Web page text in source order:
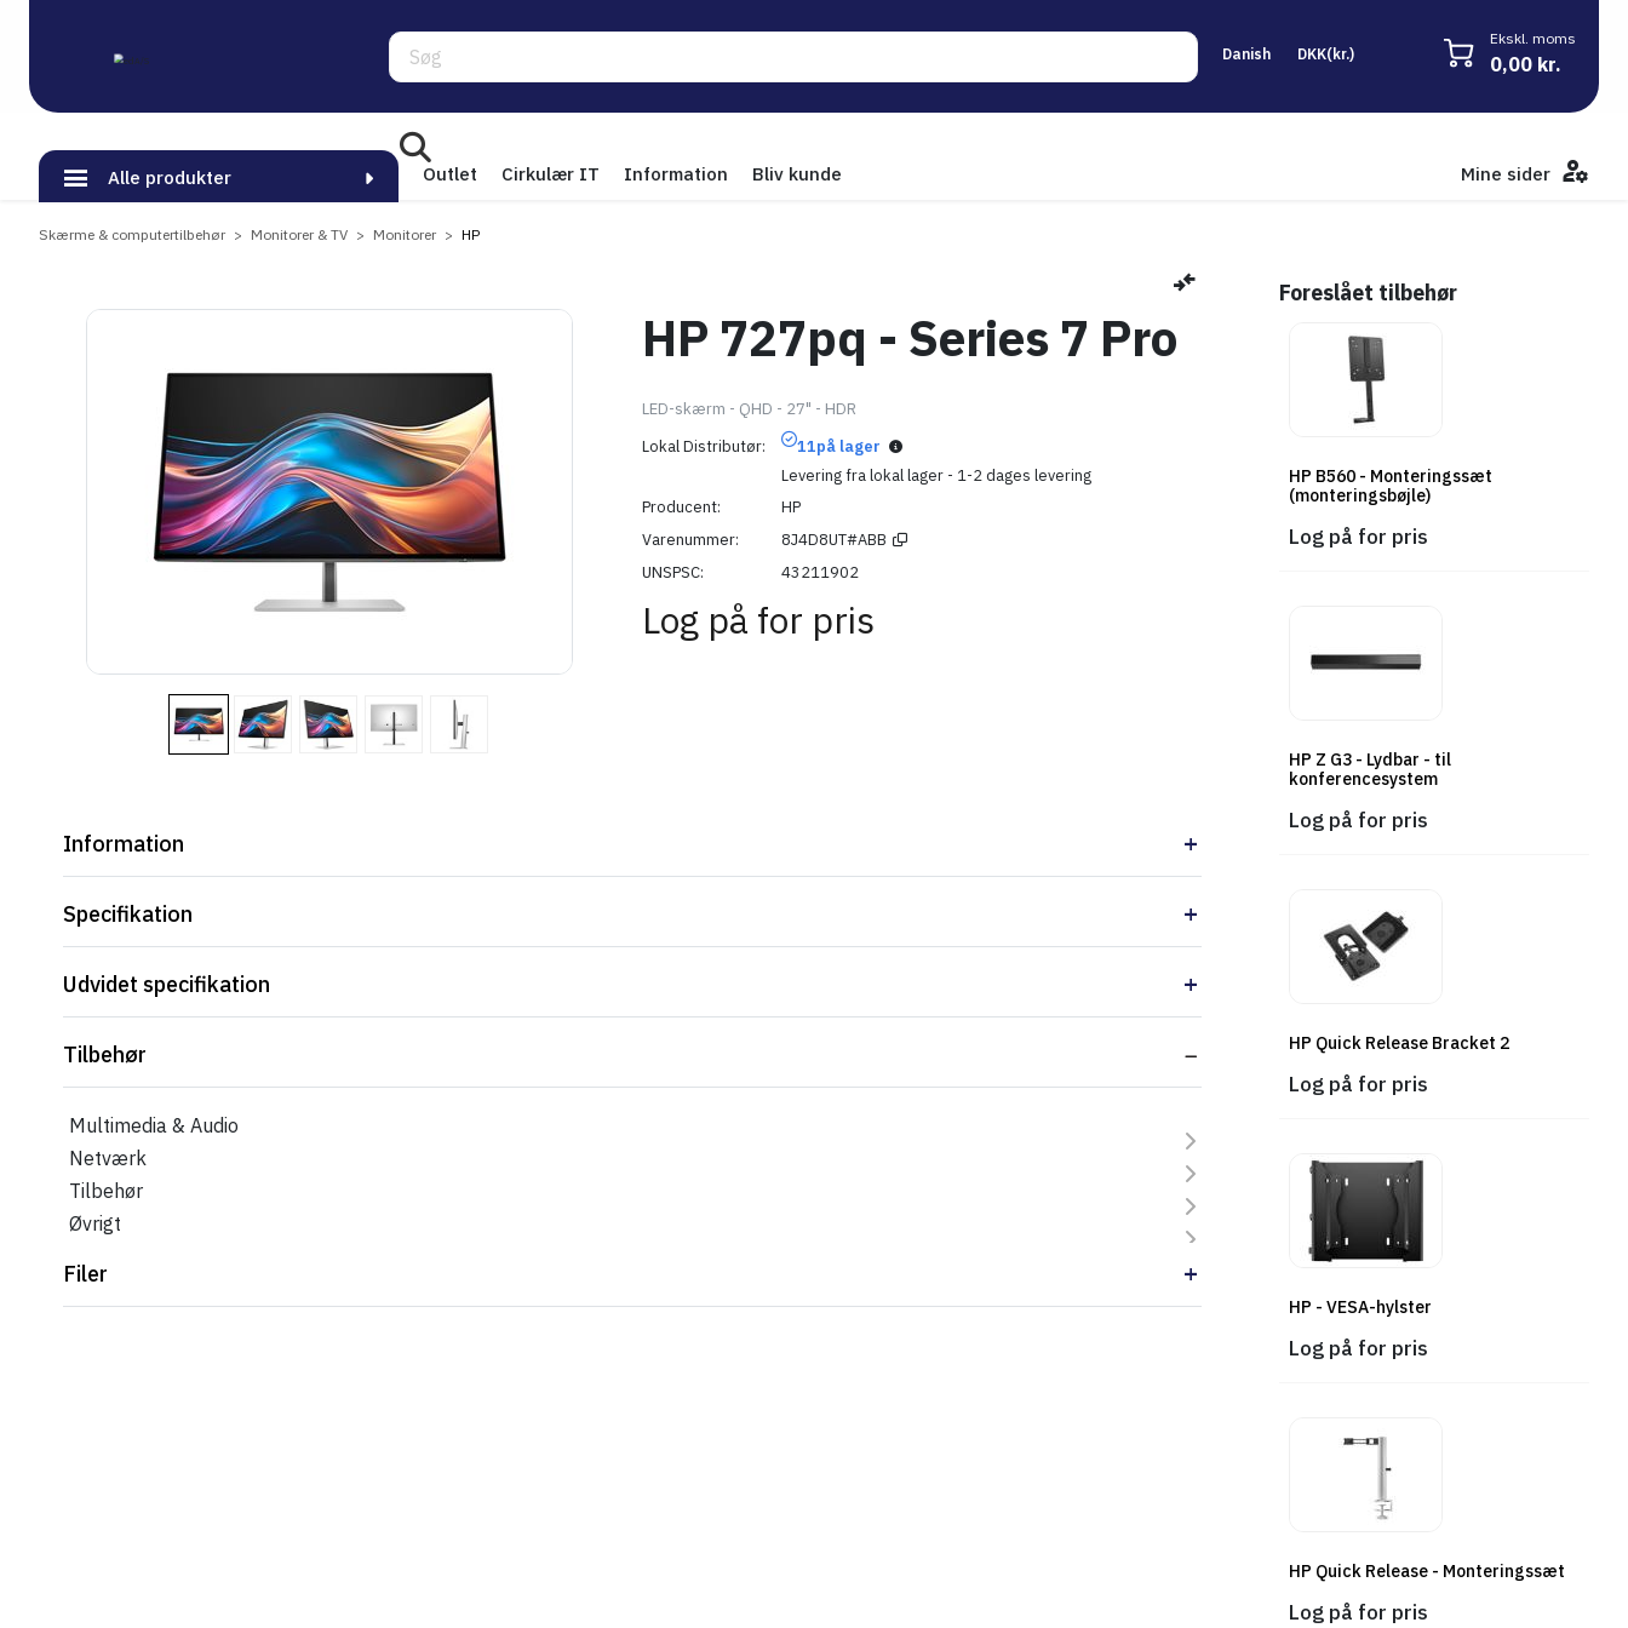
0,00 kr.
Ekskl. moms
Søg
Alle produkter Outlet Cirkulær IT Information Bliv kunde Mine sider
Skærme & computertilbehør Monitorer & TV Monitorer HP
HP 727pq - Series 7 Pro
LED-skærm - QHD - 27" - HDR
Lokal Distributør
11på lager
Levering fra lokal lager - 1-2 dages levering
Producent
HP
Varenummer
8J4D8UT#ABB
UNSPSC
43211902
Log på for pris
Information
Specifikation
Udvidet specifikation
Tilbehør
Multimedia & Audio
Netværk
Tilbehør
Øvrigt
Filer
Foreslået tilbehør
HP B560 - Monteringssæt
(monteringsbøjle)
Log på for pris
HP Z G3 - Lydbar - til
konferencesystem
Log på for pris
HP Quick Release Bracket 2
Log på for pris
HP - VESA-hylster
Log på for pris
HP Quick Release - Monteringssæt
Log på for pris